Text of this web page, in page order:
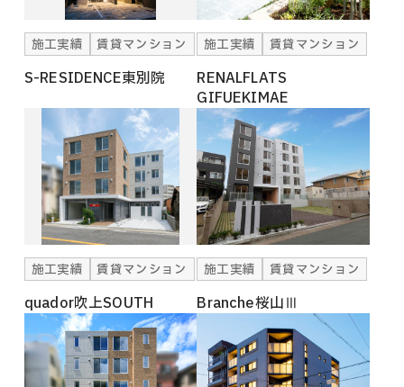
施工実績 賃貸マンション
S-RESIDENCE東別院
施工実績 賃貸マンション
RENALFLATS
GIFUEKIMAE
施工実績 賃貸マンション
quador吹上SOUTH
施工実績 賃貸マンション
Branche桜山Ⅲ